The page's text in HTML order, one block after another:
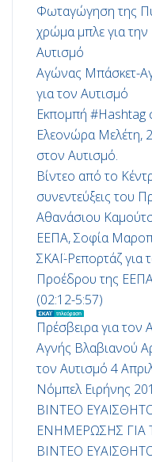
Φωταγώγηση της
χρώμα μπλε για
Αυτισμό
Αγώνας Μπάσκετ-
για τον Αυτισμό
Εκπομπή #Hashtag
Ελεονώρα Μελέτη,
στον Αυτισμό.
Βίντεο από το
συνεντεύξεις του
Αθανάσιου
ΕΕΠΑ, Σοφία
ΣΚΑΪ-Ρεπορτάζ για
Προέδρου της
(02:12-5:57)
Πρέσβειρα για τον
Αγνής Βλαβιανού
τον Αυτισμό 4
Νόμπελ Ειρήνης
ΒΙΝΤΕΟ
ΕΝΗΜΕΡΩΣΗΣ ΓΙΑ
ΒΙΝΤΕΟ